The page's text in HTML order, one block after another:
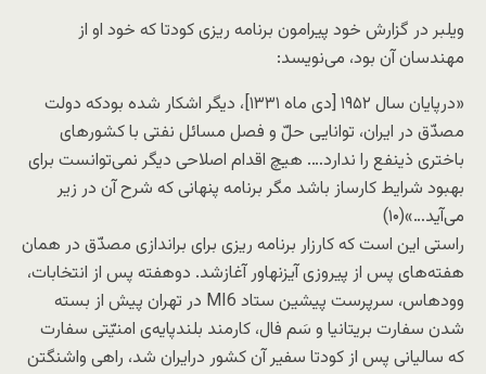
ویلبر در گزارش خود پیرامون برنامه ریزی کودتا که خود او از
مهندسان آن بود، می‌نویسد:
«درپایان سال ۱۹۵۲ [دی ماه ۱۳۳۱]، دیگر اشکار شده بودکه دولت
مصدّق در ایران، توانایی حلّ و فصل مسائل نفتی با کشورهای
باختری ذینفع را ندارد…. هیچ اقدام اصلاحی دیگر نمی‌توانست برای
بهبود شرایط کارساز باشد مگر برنامه پنهانی که شرح آن در زیر
می‌آید…»(۱۰)
راستی این است که کارزار برنامه ریزی برای براندازی مصدّق در همان
هفته‌های پس از پیروزی آیزنهاور آغازشد. دوهفته پس از انتخابات،
وودهاس، سرپرست پیشین ستاد MI6 در تهران پیش از بسته
شدن سفارت بریتانیا و سَم فال، کارمند بلندپایه‌ی امنیّتی سفارت
که سالیانی پس از کودتا سفیر آن کشور درایران شد، راهی واشنگتن